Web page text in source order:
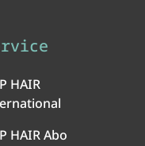
HAIR
HAIR Abo